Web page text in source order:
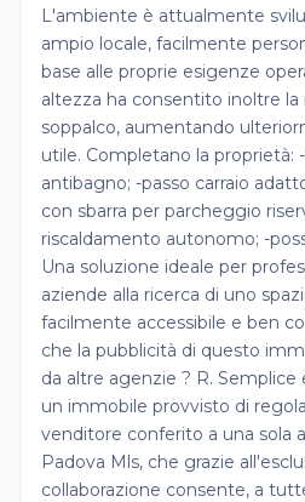
L'ambiente è attualmente
ampio locale, facilmente
base alle proprie esigenze
altezza ha consentito inoltre la
soppalco, aumentando
utile. Completano la proprietà:
antibagno; -passo carraio
con sbarra per parcheggio
riscaldamento autonomo; -
Una soluzione ideale per
aziende alla ricerca di uno
facilmente accessibile e ben
che la pubblicità di questo
da altre agenzie ? R.
un immobile provvisto di
venditore conferito a una sola
Padova Mls, che grazie
collaborazione consente, a